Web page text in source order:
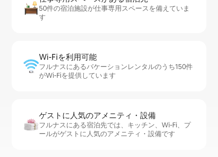
50件の宿泊施設が仕事専用スペースを備えていま
す
Wi-Fiを利⁠用⁠可⁠能
フルナスにあるバケーションレンタルのうち150件
がWi-Fiを提供しています
ゲストに人⁠気⁠のア⁠メ⁠ニ⁠テ⁠ィ・設⁠備
フルナスにある宿泊先では、キッチン、Wi-Fi、プ
ールがゲストに人気のアメニティ・設備です